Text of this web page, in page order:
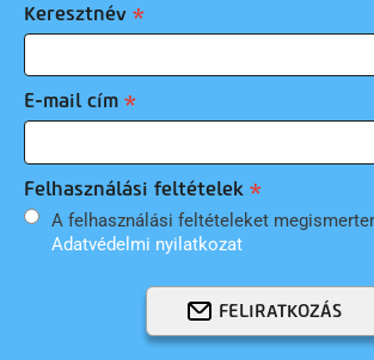
Keresztnév
E-mail cím
Felhasználási feltételek
A felhasználási feltételeket
Adatvédelmi nyilatkozat
FELIRATKOZÁS